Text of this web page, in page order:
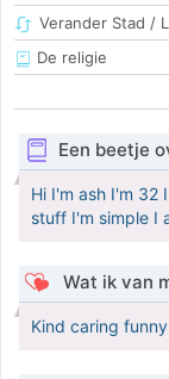
Verander Stad /
De religie
Een beetje
Hi I'm ash I'm 32
stuff I'm simple I
Wat ik van
Kind caring